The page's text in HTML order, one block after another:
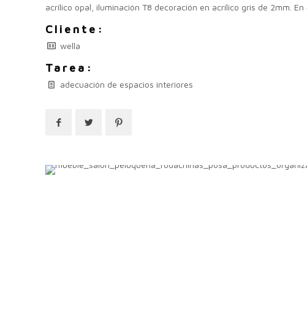
acrílico opal, iluminación T8 decoración en acrílico gris de 2mm. En
Cliente:
wella
Tarea:
adecuación de espacios interiores